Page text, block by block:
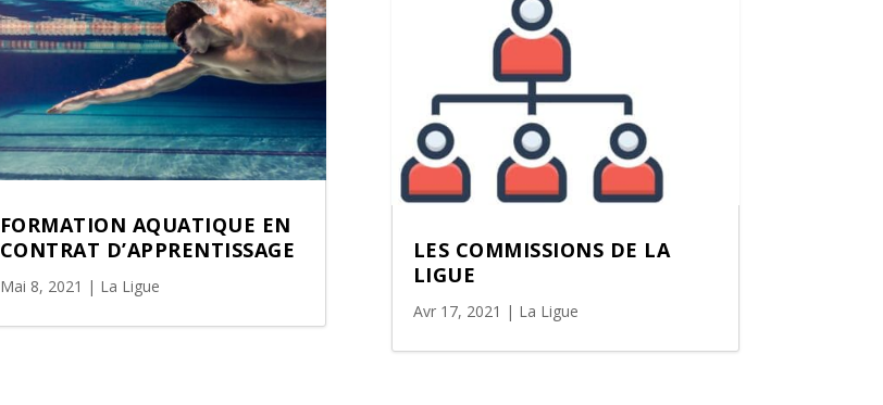
FORMATION AQUATIQUE EN
CONTRAT D’APPRENTISSAGE
Mai 8, 2021 | La Ligue
LES COMMISSIONS DE LA
LIGUE
Avr 17, 2021 | La Ligue